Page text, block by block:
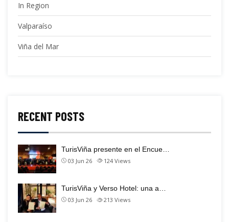
In Region
Valparaíso
Viña del Mar
RECENT POSTS
TurisViña presente en el Encue…
03 Jun 26 124 Views
TurisViña y Verso Hotel: una a…
03 Jun 26 213 Views